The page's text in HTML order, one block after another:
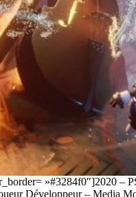
»#3284f0″]2020 –
Développeur – Media